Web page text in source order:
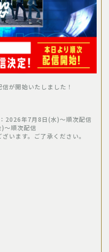
が開始いたしました！
：2026年7月8日(水)～順次配信
)～順次配信
います。ご了承ください。